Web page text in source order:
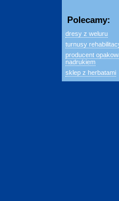
Polecamy:
dresy z weluru
turnusy
producent
nadrukiem
sklep z herbatami